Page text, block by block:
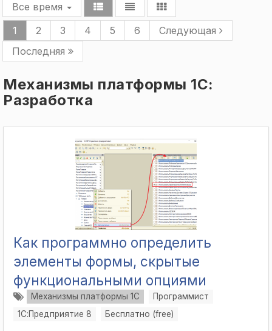
Все время
1
2 3 4 5 6
Следующая
Последняя
Механизмы платформы 1С:
Разработка
Как программно определить
элементы формы, скрытые
функциональными опциями
Механизмы платформы 1С
Программист
1С:Предприятие 8
Бесплатно (free)